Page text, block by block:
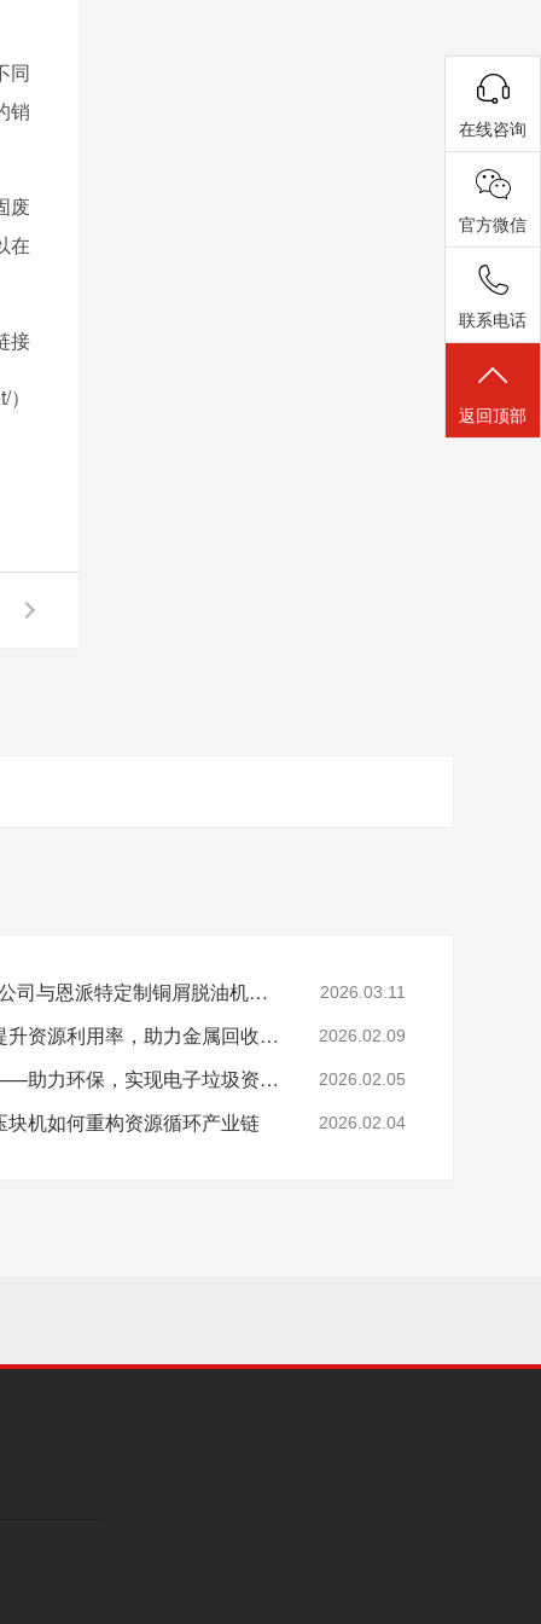
同
销
废
在
接
陕西SR新材料股份有限公司与恩派特定制铜屑脱油机案例 2026.03.11
恩派特钢屑压块机——提升资源利用率，助力金属回收产业升级！ 2026.02.09
恩派特电子垃圾破碎机——助力环保，实现电子垃圾资源化关键利器！ 2026.02.05
机如何重构资源循环产业链 2026.02.04
在线咨询
官方微信
联系电话
返回顶部